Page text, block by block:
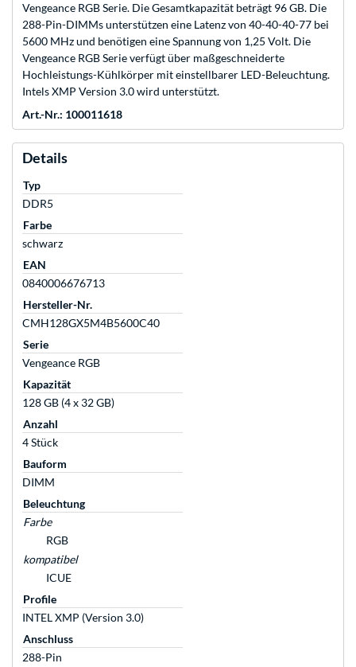
Vengeance RGB Serie. Die Gesamtkapazität beträgt 96 GB. Die
288-Pin-DIMMs unterstützen eine Latenz von 40-40-40-77 bei
5600 MHz und benötigen eine Spannung von 1,25 Volt. Die
Vengeance RGB Serie verfügt über maßgeschneiderte
Hochleistungs-Kühlkörper mit einstellbarer LED-Beleuchtung.
Intels XMP Version 3.0 wird unterstützt.
Art.-Nr.: 100011618
Details
Typ
DDR5
Farbe
schwarz
EAN
0840006676713
Hersteller-Nr.
CMH128GX5M4B5600C40
Serie
Vengeance RGB
Kapazität
128 GB (4 x 32 GB)
Anzahl
4 Stück
Bauform
DIMM
Beleuchtung
Farbe
RGB
kompatibel
ICUE
Profile
INTEL XMP (Version 3.0)
Anschluss
288-Pin